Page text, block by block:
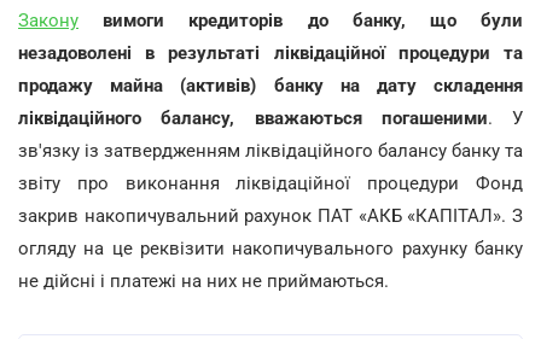
Закону
вимоги кредиторів до банку, що були
незадоволені в результаті ліквідаційної процедури та
продажу майна (активів) банку на дату складення
ліквідаційного балансу, вважаються погашеними. У
зв'язку із затвердженням ліквідаційного балансу банку та
звіту про виконання ліквідаційної процедури Фонд
закрив накопичувальний рахунок ПАТ «АКБ «КАПІТАЛ». З
огляду на це реквізити накопичувального рахунку банку
не дійсні і платежі на них не приймаються.